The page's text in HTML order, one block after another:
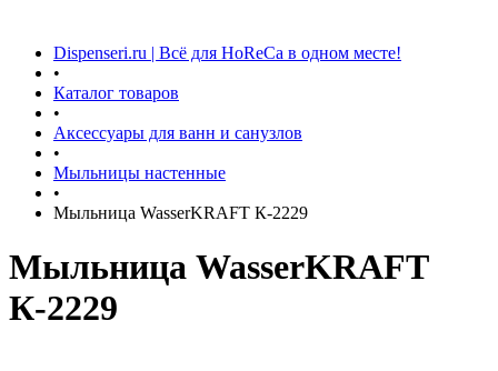
Dispenseri.ru | Всё для HoReCa в одном месте!
•
Каталог товаров
•
Аксессуары для ванн и санузлов
•
Мыльницы настенные
•
Мыльница WasserKRAFT К-2229
Мыльница WasserKRAFT
К-2229